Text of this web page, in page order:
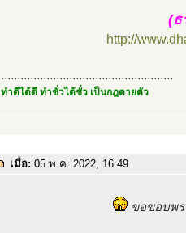
(ธ
http://
.....................................................
ทำดีได้ดี ทำชั่วได้ชั่ว เป็นกฎตายตัว
เมื่อ: 05 พ.ค. 2022, 16:49
ขอขอบพ